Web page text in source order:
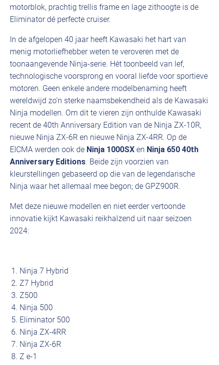
motorblok, prachtig trellis frame en lage zithoogte is de
Eliminator dé perfecte cruiser.
In de afgelopen 40 jaar heeft Kawasaki het hart van
menig motorliefhebber weten te veroveren met de
toonaangevende Ninja-serie. Hét toonbeeld van lef,
technologische voorsprong en vooral liefde voor sportieve
motoren. Geen enkele andere modelbenaming heeft
wereldwijd zo’n sterke naamsbekendheid als de Kawasaki
Ninja modellen. Om dit te vieren zijn onthulde Kawasaki
recent de 40th Anniversary Edition van de Ninja ZX-10R,
nieuwe Ninja ZX-6R en nieuwe Ninja ZX-4RR. Op de
EICMA werden ook de Ninja 1000SX en Ninja 650 40th
Anniversary Editions. Beide zijn voorzien van
kleurstellingen gebaseerd op die van de legendarische
Ninja waar het allemaal mee begon; de GPZ900R.
Met deze nieuwe modellen en niet eerder vertoonde
innovatie kijkt Kawasaki reikhalzend uit naar seizoen
2024:
Ninja 7 Hybrid
Z7 Hybrid
Z500
Ninja 500
Eliminator 500
Ninja ZX-4RR
Ninja ZX-6R
Z e-1